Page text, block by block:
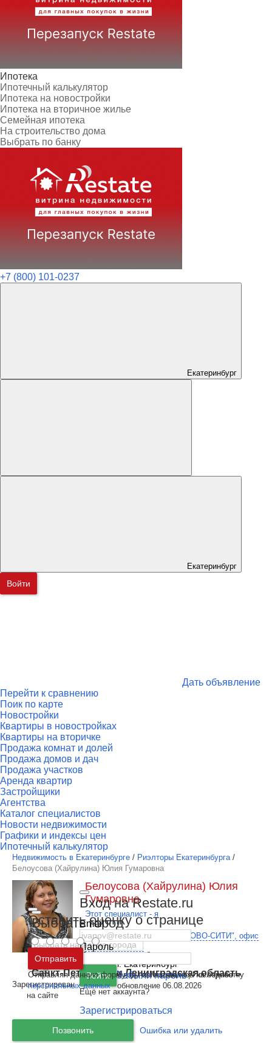
Ипотека
Ипотечный калькулятор
Ипотека на новостройки
Ипотека на вторичное жилье
Семейная ипотека
На строительство дома
Выбрать по банку
+7 (800) 101-0237
Екатеринбург
Екатеринбург
Войти
Дать объявление
Перейти к сравнению
Поик по карте
Новостройки
Квартиры в новостройках
Квартиры на вторичке
Продажа комнат и долей
Продажа домов и дач
Продажа участков
Аренда квартир
Застройщики
Агентства
Каталог специалистов
Новости недвижимости
Графики и индексы цен
Ипотечный калькулятор
Выбрать город
Москва и
Московская область
Санкт-Петербург иЛенинградская область
Вход на Restate.ru
Email
Пароль
Войти Забыли пароль
Ещё нет аккаунта?
Зарегистрироваться
Недвижимость в Екатеринбурге / Риэлторы Екатеринбурга /
Белоусова (Хайрулина) Юлия Гумаровна
Зарегистрирован
на сайте
Белоусова (Хайрулина) Юлия
Гумаровна
Этот специалист - я
Агент по недвижимости в
"НОВО-СИТИ", офис
на Космонавтов
Регион:г. Екатеринбург
403
1 год на Restate.ru | Последнее
обновление 06.08.2026
Позвонить Ошибка или удалить
Оставить оценку о странице
Отправить
Отправляя данную форму, вы соглашаетесь на обработку
персональных данных